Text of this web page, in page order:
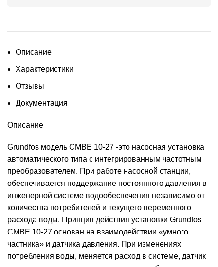
Описание
Характеристики
Отзывы
Документация
Описание
Grundfos модель CMBE 10-27 -это насосная установка
автоматического типа с интегрированным частотным
преобразователем. При работе насосной станции,
обеспечивается поддержание постоянного давления в
инженерной системе водообеспечения независимо от
количества потребителей и текущего переменного
расхода воды. Принцип действия установки Grundfos
CMBE 10-27 основан на взаимодействии «умного
частника» и датчика давления. При изменениях
потребления воды, меняется расход в системе, датчик